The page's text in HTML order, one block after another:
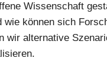
Wissenschaft
können sich
wir alternative